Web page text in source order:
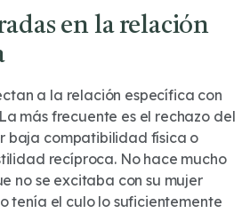
en la relación
a la relación específica con
más frecuente es el rechazo del
baja compatibilidad física o
recíproca. No hace mucho
no se excitaba con su mujer
tenía el culo lo suficientemente